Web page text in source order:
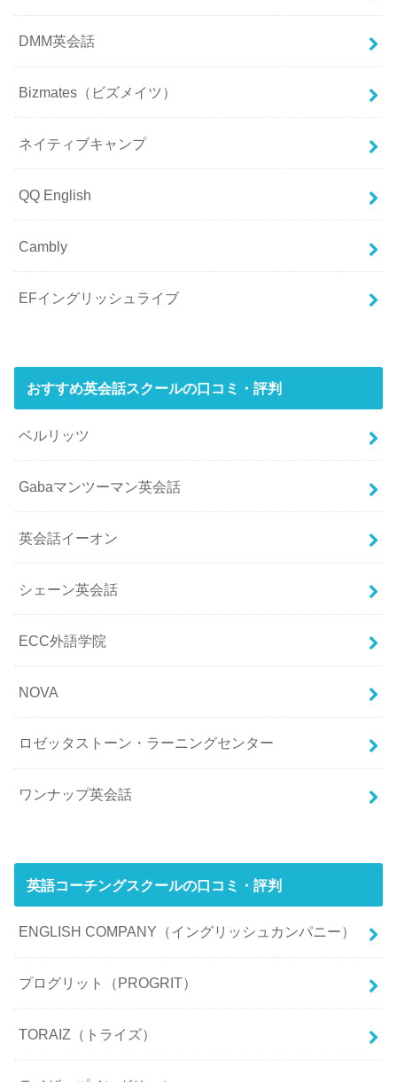
DMM英会話
Bizmates（ビズメイツ）
ネイティブキャンプ
QQ English
Cambly
EFイングリッシュライブ
おすすめ英会話スクールの口コミ・評判
ベルリッツ
Gabaマンツーマン英会話
英会話イーオン
シェーン英会話
ECC外語学院
NOVA
ロゼッタストーン・ラーニングセンター
ワンナップ英会話
英語コーチングスクールの口コミ・評判
ENGLISH COMPANY（イングリッシュカンパニー）
プログリット（PROGRIT）
TORAIZ（トライズ）